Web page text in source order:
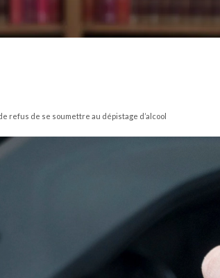
refus de se soumettre au dépistage d’alcool